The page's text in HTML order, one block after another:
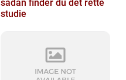
sådan finder du det rette
studie